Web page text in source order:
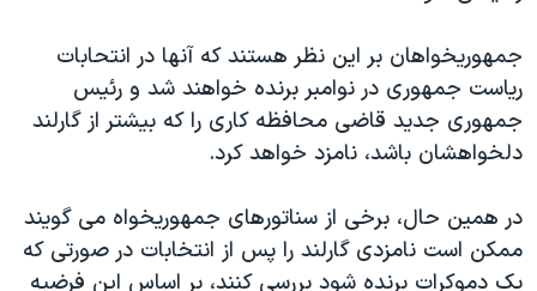
جمهوریخواهان بر این نظر هستند که آنها در انتحابات
ریاست جمهوری در نوامبر برنده خواهند شد و رئیس
جمهوری جدید قاضی محافظه کاری را که بیشتر از گارلند
دلخواهشان باشد، نامزد خواهد کرد.
در همین حال، برخی از سناتورهای جمهوریخواه می گویند
ممکن است نامزدی گارلند را پس از انتخابات در صورتی که
یک دموکرات برنده شود بررسی کنند، بر اساس این فرضیه